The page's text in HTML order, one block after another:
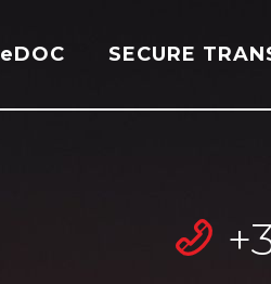
eDOC SECURE